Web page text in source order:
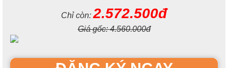
Chỉ còn:2.572.500đ
Giá gốc:4.560.000đ